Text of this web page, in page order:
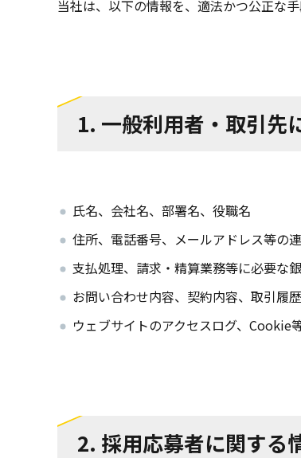
当社は、以下の情報を、適法かつ公正な手
1. 一般利用者・取引先
氏名、会社名、部署名、役職名
住所、電話番号、メールアドレス等の
支払処理、請求・精算業務等に必要な
お問い合わせ内容、契約内容、取引履歴
ウェブサイトのアクセスログ、Cookie
2. 採用応募者に関する